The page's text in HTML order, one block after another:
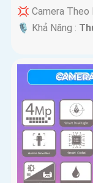
💢 Camera Theo
️🎙 Khả Năng :